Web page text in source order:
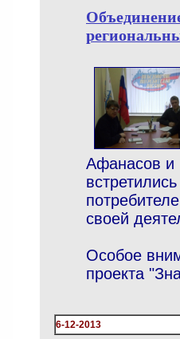
Афанасов и
своей
Особое
проекта
6-12-2013